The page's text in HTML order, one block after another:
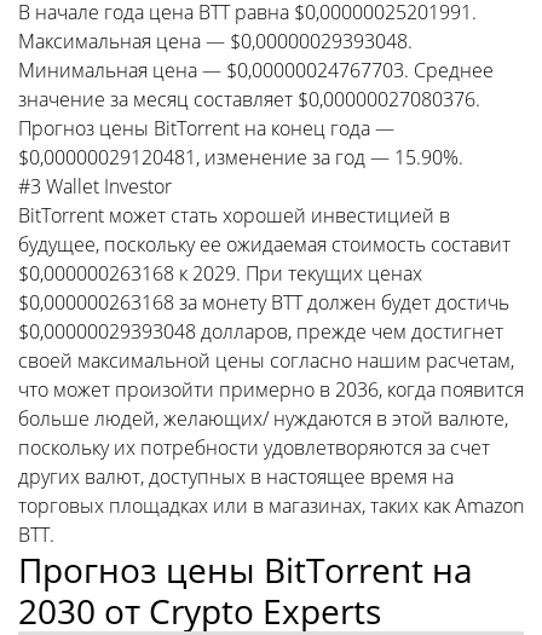
В начале года цена BTT равна $0,00000025201991.
Максимальная цена — $0,00000029393048.
Минимальная цена — $0,00000024767703. Среднее
значение за месяц составляет $0,00000027080376.
Прогноз цены BitTorrent на конец года —
$0,00000029120481, изменение за год — 15.90%.
#3 Wallet Investor
BitTorrent может стать хорошей инвестицией в
будущее, поскольку ее ожидаемая стоимость составит
$0,000000263168 к 2029. При текущих ценах
$0,000000263168 за монету BTT должен будет достичь
$0,00000029393048 долларов, прежде чем достигнет
своей максимальной цены согласно нашим расчетам,
что может произойти примерно в 2036, когда появится
больше людей, желающих/ нуждаются в этой валюте,
поскольку их потребности удовлетворяются за счет
других валют, доступных в настоящее время на
торговых площадках или в магазинах, таких как Amazon
BTT.
Прогноз цены BitTorrent на
2030 от Crypto Experts